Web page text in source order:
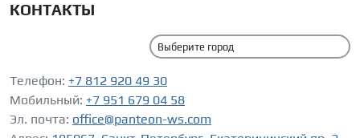
КОНТАКТЫ
Телефон: +7 812 920 49 30
Мобильный: +7 951 679 04 58
Эл. почта: office@panteon-ws.com